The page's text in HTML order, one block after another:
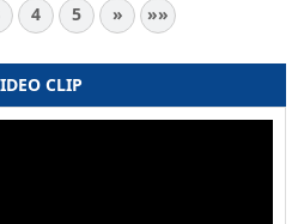
4 5 » »»
CLIP